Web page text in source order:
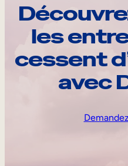
les
cessent
avec